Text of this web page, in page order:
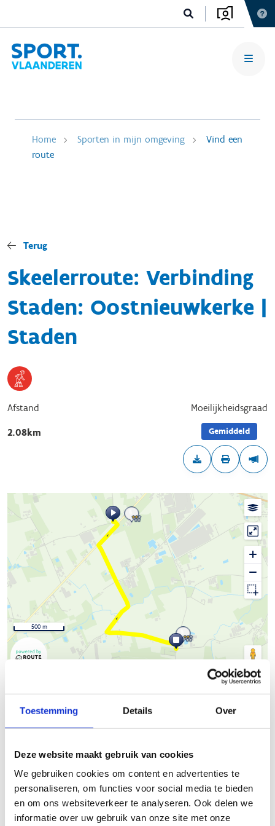
Toestemming Details Over
Deze website maakt gebruik van cookies
We gebruiken cookies om content en advertenties te
personaliseren, om functies voor social media te bieden
en om ons websiteverkeer te analyseren. Ook delen we
informatie over uw gebruik van onze site met onze
Home Sporten in mijn omgeving
Vind een
route
Terug
Skeelerroute: Verbinding
Staden: Oostnieuwkerke |
Staden
Afstand
2.08km
Moeilijkheidsgraad
Gemiddeld
© OpenStreetMap contributors
500 m
Beschrijving van de route
Ardooie, Hooglede, Ingelmunster, Izegem, Ledegem,
Lichtervelde, Meulebeke, Moorslede, Oostrozebeke, Pittem,
Roeselare, Ruiselede, Staden, Tielt, Wielsbeke en Wingene met
een totale afstand van circa 450km.